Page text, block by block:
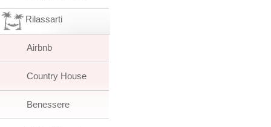
Rilassarti
Airbnb
Country House
Benessere